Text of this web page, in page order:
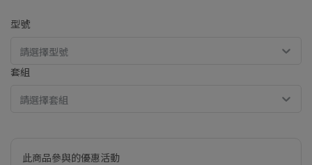
型號
請選擇型號
套組
請選擇套組
此商品參與的優惠活動